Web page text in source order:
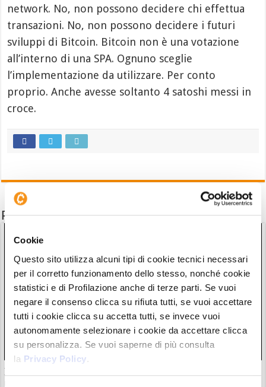
Cookie
Questo sito utilizza alcuni tipi di cookie tecnici necessari
per il corretto funzionamento dello stesso, nonché cookie
statistici e di Profilazione anche di terze parti. Se vuoi
negare il consenso clicca su rifiuta tutti, se vuoi accettare
tutti i cookie clicca su accetta tutti, se invece vuoi
autonomamente selezionare i cookie da accettare clicca
su personalizza. Se vuoi saperne di più consulta
la Privacy Policy.
network. No, non possono decidere chi effettua
transazioni. No, non possono decidere i futuri
sviluppi di Bitcoin. Bitcoin non è una votazione
all’interno di una SPA. Ognuno sceglie
l’implementazione da utilizzare. Per conto
proprio. Anche avesse soltanto 4 satoshi messi in
croce.
Potrebbe interessarti anche
Il CEO di un grande miner saluta Bitcoin: non è più quello di